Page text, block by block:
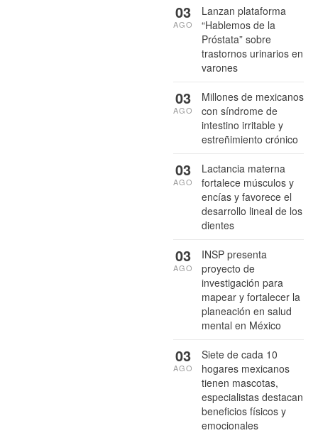
Lanzan plataforma
“Hablemos de la
Próstata” sobre
trastornos urinarios en
varones
03
AGO
Millones de mexicanos
con síndrome de
intestino irritable y
estreñimiento crónico
03
AGO
Lactancia materna
fortalece músculos y
encías y favorece el
desarrollo lineal de los
dientes
03
AGO
INSP presenta
proyecto de
investigación para
mapear y fortalecer la
planeación en salud
mental en México
03
AGO
Siete de cada 10
hogares mexicanos
tienen mascotas,
especialistas destacan
beneficios físicos y
emocionales
03
AGO